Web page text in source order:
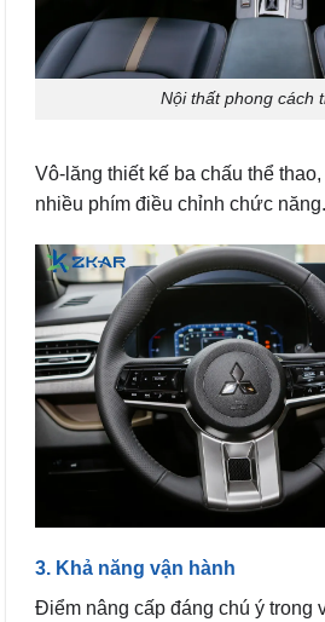
Nội thất phong cách
Vô-lăng thiết kế ba chấu thể
nhiều phím điều chỉnh chức năng.
3. Khả năng vận hành
Điểm nâng cấp đáng chú ý trong